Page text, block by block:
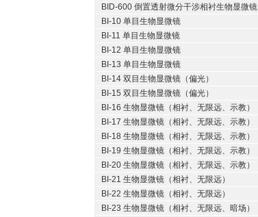
BID-600 倒置透射微分干涉相衬生物显微镜
BI-10 单目生物显微镜
BI-11 单目生物显微镜
BI-12 单目生物显微镜
BI-13 单目生物显微镜
BI-14 双目生物显微镜（偏光）
BI-15 双目生物显微镜（偏光）
BI-16 生物显微镜（相衬、无限远、示教）
BI-17 生物显微镜（相衬、无限远、示教）
BI-18 生物显微镜（相衬、无限远、示教）
BI-19 生物显微镜（相衬、无限远、示教）
BI-20 生物显微镜（相衬、无限远、示教）
BI-21 生物显微镜（相衬、无限远）
BI-22 生物显微镜（相衬、无限远）
BI-23 生物显微镜（相衬、无限远、暗场）